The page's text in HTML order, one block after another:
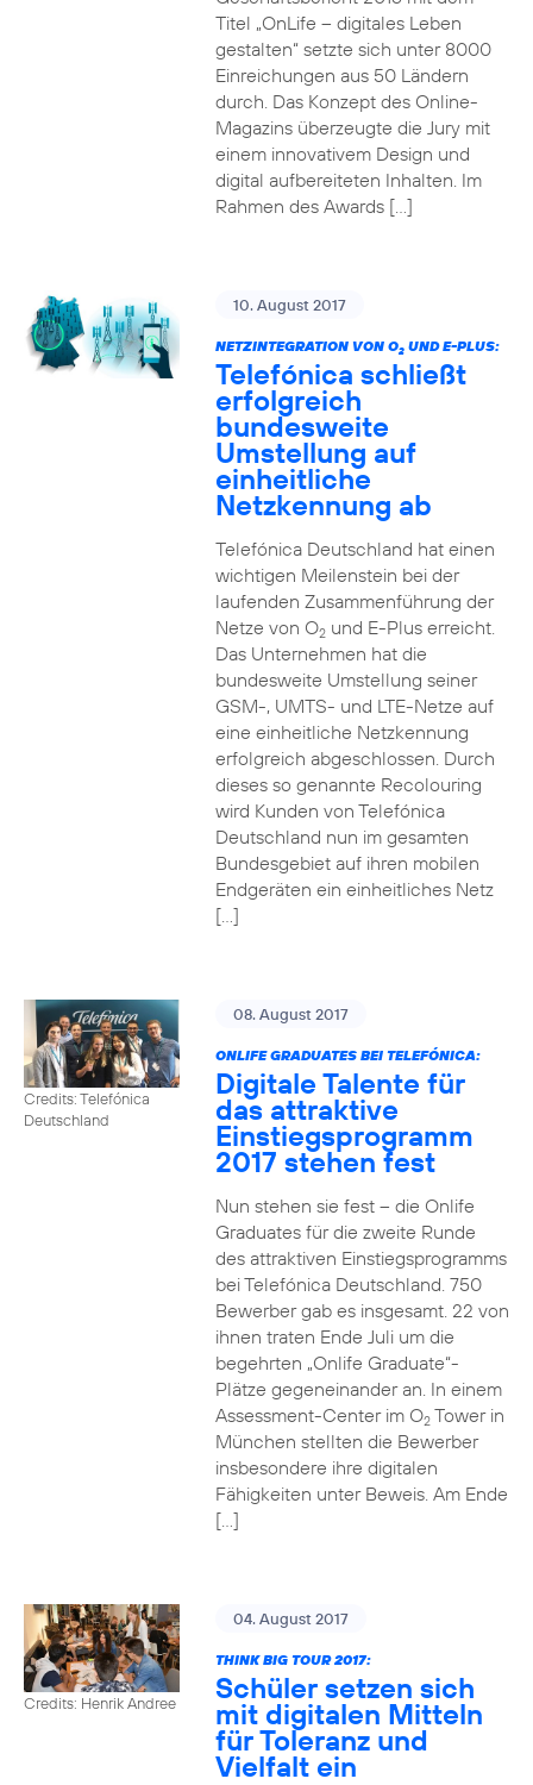
Titel „OnLife – digitales Leben
gestalten“ setzte sich unter 8000
Einreichungen aus 50 Ländern
durch. Das Konzept des Online-
Magazins überzeugte die Jury mit
einem innovativem Design und
digital aufbereiteten Inhalten. Im
Rahmen des Awards […]
10. August 2017
NETZINTEGRATION VON O2UND E-PLUS:
Telefónica schließt
erfolgreich
bundesweite
Umstellung auf
einheitliche
Netzkennung ab
Telefónica Deutschland hat einen
wichtigen Meilenstein bei der
laufenden Zusammenführung der
Netze von O2und E-Plus erreicht.
Das Unternehmen hat die
bundesweite Umstellung seiner
GSM-, UMTS- und LTE-Netze auf
eine einheitliche Netzkennung
erfolgreich abgeschlossen. Durch
dieses so genannte Recolouring
wird Kunden von Telefónica
Deutschland nun im gesamten
Bundesgebiet auf ihren mobilen
Endgeräten ein einheitliches Netz
[…]
Credits: Telefónica
Deutschland
08. August 2017
ONLIFE GRADUATES BEI TELEFÓNICA:
Digitale Talente für
das attraktive
Einstiegsprogramm
2017 stehen fest
Nun stehen sie fest – die Onlife
Graduates für die zweite Runde
des attraktiven Einstiegsprogramms
bei Telefónica Deutschland. 750
Bewerber gab es insgesamt. 22 von
ihnen traten Ende Juli um die
begehrten „Onlife Graduate“-
Plätze gegeneinander an. In einem
Assessment-Center im O2Tower in
München stellten die Bewerber
insbesondere ihre digitalen
Fähigkeiten unter Beweis. Am Ende
[…]
Credits: Henrik Andree
04. August 2017
THINK BIG TOUR 2017:
Schüler setzen sich
mit digitalen Mitteln
für Toleranz und
Vielfalt ein